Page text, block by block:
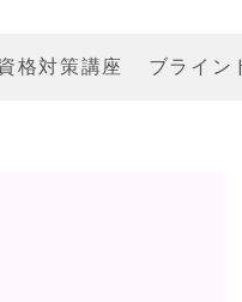
格対策講座 ブライン